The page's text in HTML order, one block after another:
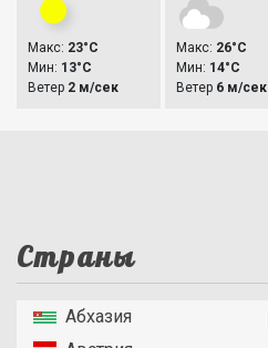
Макс: 23°C
Мин: 13°C
Ветер 2 м/сек
Макс: 26°C
Мин: 14°C
Ветер 6 м/сек
Страны
Абхазия